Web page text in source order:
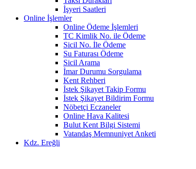
İşyeri Saatleri
Online İşlemler
Online Ödeme İşlemleri
TC Kimlik No. ile Ödeme
Sicil No. İle Ödeme
Su Faturası Ödeme
Sicil Arama
İmar Durumu Sorgulama
Kent Rehberi
İstek Şikayet Takip Formu
İstek Şikayet Bildirim Formu
Nöbetçi Eczaneler
Online Hava Kalitesi
Bulut Kent Bilgi Sistemi
Vatandaş Memnuniyet Anketi
Kdz. Ereğli